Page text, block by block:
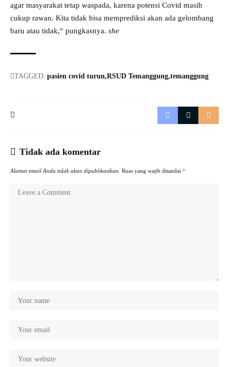
agar masyarakat tetap waspada, karena potensi Covid masih
cukup rawan. Kita tidak bisa memprediksi akan ada gelombang
baru atau tidak,“ pungkasnya. she
TAGGED: pasien covid turun RSUD Temanggung temanggung
Tidak ada komentar
Alamat email Anda tidak akan dipublikasikan. Ruas yang wajib ditandai *